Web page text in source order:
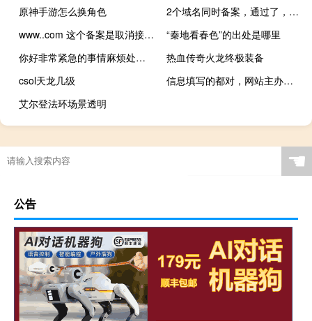
原神手游怎么换角色
2个域名同时备案，通过了，但是工信部只显示一个备案号，为什么
www..com 这个备案是取消接入了还是注销网站了？
“秦地看春色”的出处是哪里
你好非常紧急的事情麻烦处理下
热血传奇火龙终极装备
csol天龙几级
信息填写的都对，网站主办者冲突 是怎么回事
艾尔登法环场景透明
☚
公告